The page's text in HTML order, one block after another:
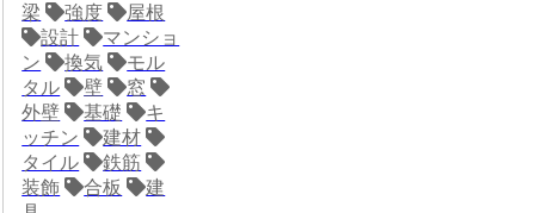
梁
強度
屋根
設計
マンショ
ン
換気
モル
タル
壁
窓
外壁
基礎
キ
ッチン
建材
タイル
鉄筋
装飾
合板
建